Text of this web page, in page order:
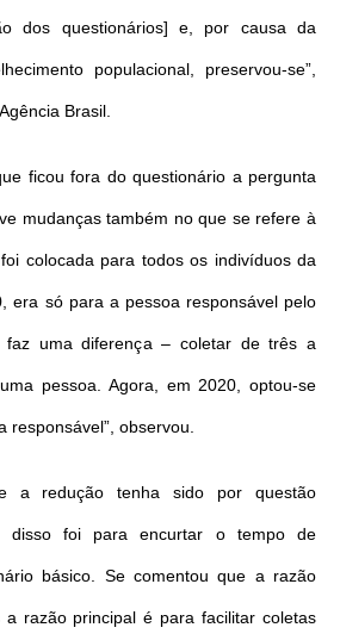
dos questionários] e, por causa da
populacional, preservou-se”,
Brasil.
ficou fora do questionário a pergunta
mudanças também no que se refere à
colocada para todos os indivíduos da
era só para a pessoa responsável pelo
faz uma diferença – coletar de três a
pessoa. Agora, em 2020, optou-se
responsável”, observou.
a redução tenha sido por questão
disso foi para encurtar o tempo de
básico. Se comentou que a razão
a razão principal é para facilitar coletas